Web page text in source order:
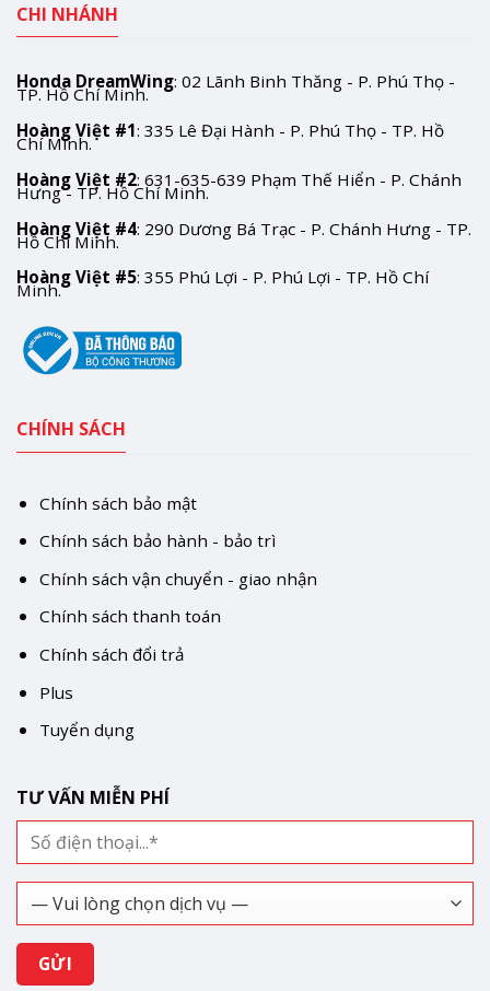
CHI NHÁNH
Honda DreamWing: 02 Lãnh Binh Thăng - P. Phú Thọ -
TP. Hồ Chí Minh.
Hoàng Việt #1: 335 Lê Đại Hành - P. Phú Thọ - TP. Hồ
Chí Minh.
Hoàng Việt #2: 631-635-639 Phạm Thế Hiển - P. Chánh
Hưng - TP. Hồ Chí Minh.
Hoàng Việt #4: 290 Dương Bá Trạc - P. Chánh Hưng - TP.
Hồ Chí Minh.
Hoàng Việt #5: 355 Phú Lợi - P. Phú Lợi - TP. Hồ Chí
Minh.
CHÍNH SÁCH
Chính sách bảo mật
Chính sách bảo hành - bảo trì
Chính sách vận chuyển - giao nhận
Chính sách thanh toán
Chính sách đổi trả
Plus
Tuyển dụng
TƯ VẤN MIỄN PHÍ